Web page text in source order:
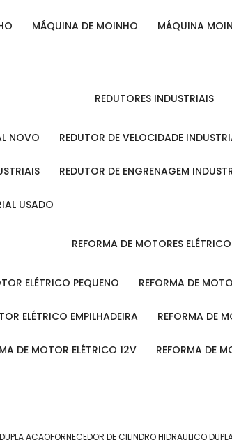
MÁQUINA DE MOINHO MÁQUINA
REDUTORES INDUSTRIAIS
NOVO REDUTOR DE VELOCIDADE
REDUTOR DE ENGRENAGEM
USADO
REFORMA DE MOTORES
ELÉTRICO PEQUENO REFORMA DE
ELÉTRICO EMPILHADEIRA REFORMA DE
DE MOTOR ELÉTRICO 12V REFORMA DE
ACAOFORNECEDOR DE CILINDRO HIDRAULICO